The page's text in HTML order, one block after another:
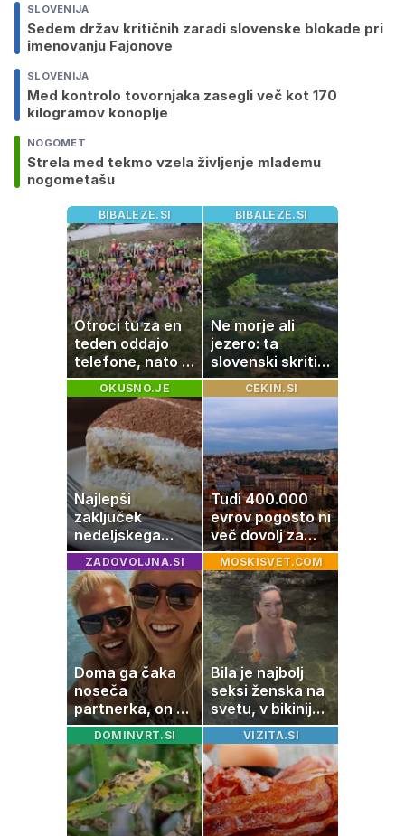
SLOVENIJA
Sedem držav kritičnih zaradi slovenske blokade pri
imenovanju Fajonove
SLOVENIJA
Med kontrolo tovornjaka zasegli več kot 170
kilogramov konoplje
NOGOMET
Strela med tekmo vzela življenje mlademu
nogometašu
BIBALEZE.SI
Otroci tu za en
teden oddajo
telefone, nato pa
se zgodi nekaj
nepričakovanega
BIBALEZE.SI
Ne morje ali
jezero: ta
slovenski skriti
raj je kot
ustvarjen za
družinski izlet
OKUSNO.JE
Najlepši
zaključek
nedeljskega
kosila: 8 sladic
brez peke, ki se
jih vsi veselijo
CEKIN.SI
Tudi 400.000
evrov pogosto ni
več dovolj za
nakup
stanovanja
ZADOVOLJNA.SI
Doma ga čaka
noseča
partnerka, on pa
dopustuje z
drugo
MOSKISVET.COM
Bila je najbolj
seksi ženska na
svetu, v bikiniju
znova navdušila
DOMINVRT.SI VIZITA.SI